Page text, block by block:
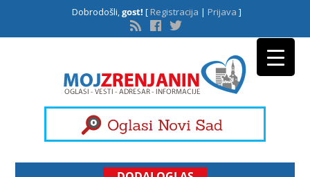
Dobrodošli,gost! [Registracija | Prijava ]